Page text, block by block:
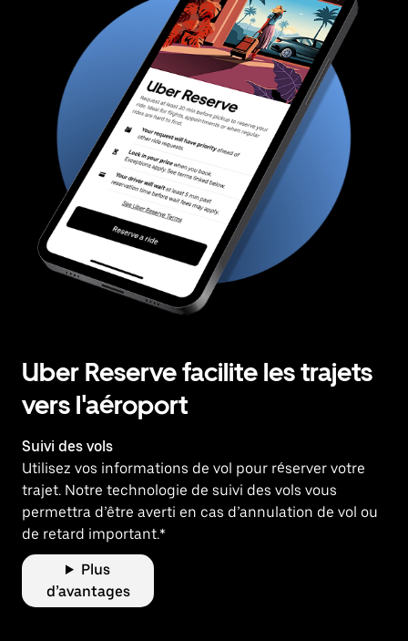
Uber Reserve facilite les trajets
vers l'aéroport
Suivi des vols
Utilisez vos informations de vol pour réserver votre
trajet. Notre technologie de suivi des vols vous
permettra d’être averti en cas d’annulation de vol ou
de retard important.*
Plus
d’avantages